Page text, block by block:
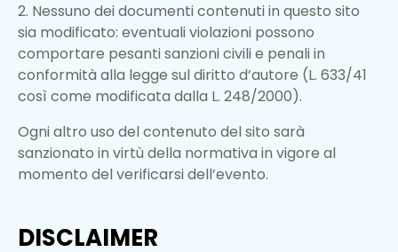
2. Nessuno dei documenti contenuti in questo sito
sia modificato: eventuali violazioni possono
comportare pesanti sanzioni civili e penali in
conformità alla legge sul diritto d’autore (L. 633/41
così come modificata dalla L. 248/2000).
Ogni altro uso del contenuto del sito sarà
sanzionato in virtù della normativa in vigore al
momento del verificarsi dell’evento.
DISCLAIMER